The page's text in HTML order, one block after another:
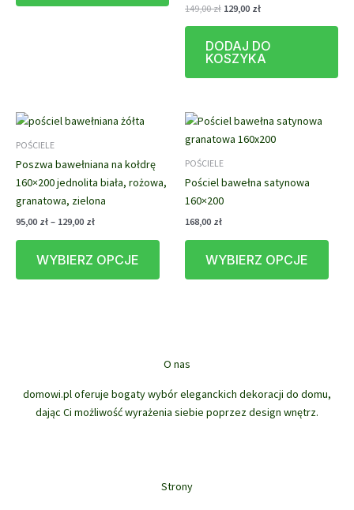
149,00zł Pierwotna
149,00 zł.
129,00 złAktualna
129,00 zł.
DODAJ DO
KOSZYKA
POŚCIELE
Poszwa bawełniana na kołdrę
160×200 jednolita biała, rożowa,
granatowa, zielona
95,00 zł – 129,00 złZakres
95,00 zł
WYBIERZ OPCJE
Ten
ma
wybrać
na
stronie
POŚCIELE
Pościel bawełna satynowa
160×200
168,00 zł
WYBIERZ OPCJE
Ten
ma
O nas
domowi.pl oferuje bogaty wybór eleganckich dekoracji do domu,
dając Ci możliwość wyrażenia siebie poprzez design wnętrz.
Strony